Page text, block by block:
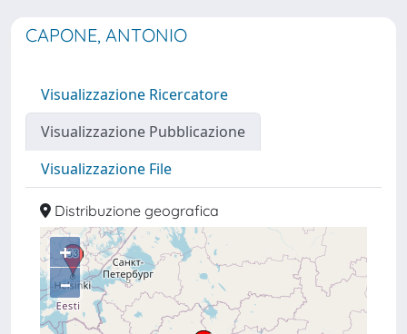
CAPONE, ANTONIO
Visualizzazione Ricercatore
Visualizzazione Pubblicazione
Visualizzazione File
Distribuzione geografica
+
–